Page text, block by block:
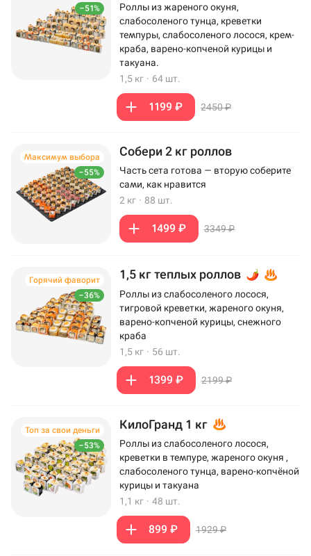
–51%
Роллы из жареного окуня,
слабосоленого тунца, креветки
темпуры, слабосоленого лосося, крем-
краба, варено-копченой курицы и
такуана.
1,5 кг · 64 шт.
1199 ₽ 2450 ₽
–55%
Максимум выбора Собери 2 кг роллов
Часть сета готова — вторую соберите
сами, как нравится
2 кг · 88 шт.
1499 ₽ 3349 ₽
–36%
Горячий фаворит 1,5 кг теплых роллов
Роллы из слабосоленого лосося,
тигровой креветки, жареного окуня,
варено-копченой курицы, снежного
краба
1,5 кг · 56 шт.
1399 ₽ 2199 ₽
–53%
Топ за свои деньги КилоГранд 1 кг
Роллы из слабосоленого лосося,
креветки в темпуре, жареного окуня ,
слабосоленого тунца, варено-копчёной
курицы и такуана
1,1 кг · 48 шт.
899 ₽ 1929 ₽